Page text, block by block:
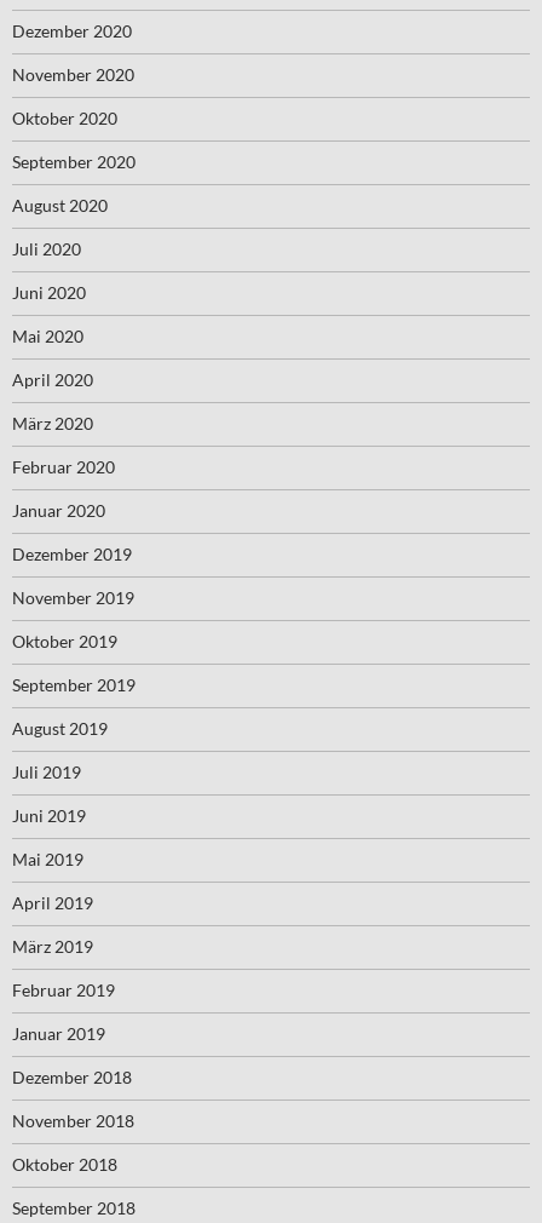
Dezember 2020
November 2020
Oktober 2020
September 2020
August 2020
Juli 2020
Juni 2020
Mai 2020
April 2020
März 2020
Februar 2020
Januar 2020
Dezember 2019
November 2019
Oktober 2019
September 2019
August 2019
Juli 2019
Juni 2019
Mai 2019
April 2019
März 2019
Februar 2019
Januar 2019
Dezember 2018
November 2018
Oktober 2018
September 2018